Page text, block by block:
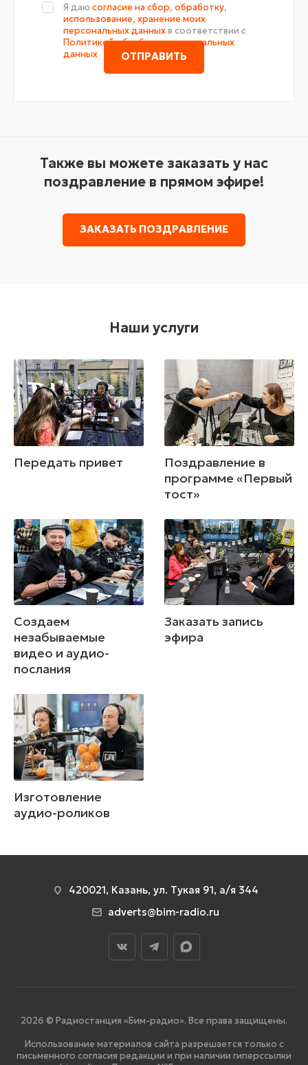
Я даю согласие на сбор, обработку,
использование, хранение моих
персональных данныхв соответствии с
Политикой обработки персональных
данных
ОТПРАВИТЬ
Также вы можете заказать у нас
поздравление в прямом эфире!
ЗАКАЗАТЬ ПОЗДРАВЛЕНИЕ
Наши услуги
Передать привет
Поздравление в
программе «Первый
тост»
Создаем
незабываемые
видео и аудио-
послания
Заказать запись
эфира
Изготовление
аудио-роликов
420021, Казань, ул. Тукая 91, а/я 344
adverts@bim-radio.ru
2026 © Радиостанция «Бим-радио». Все права защищены.
Использование материалов сайта разрешается только с
письменного согласия редакции и при наличии гиперссылки